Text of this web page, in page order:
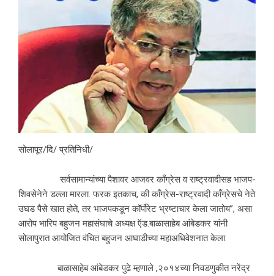
सोलापूर/दि/ प्रतिनिधी/
सर्वसामान्यांच्या पैशावर आजवर कॉंग्रेस व राष्ट्रवादीसह भाजप-
शिवसेनेने डल्ला मारला. फरक इतकाच, की कॉंग्रेस-राष्ट्रवादी कॉंग्रेसचे नेते
उघड पैसे खात होते, तर भाजपकडून कॉर्पोरेट भ्रष्टाचार केला जातोय’’, असा
आरोप भारिप बहुजन महासंघाचे अध्यक्ष ऍड.बाळासाहेब आंबेडकर यांनी
सोलापुरात आयोजित वंचित बहुजन आघाडीच्या महाअधिवेशनात केला.
बाळासाहेब आंबेडकर पुढे म्हणाले ,२०१४च्या निवडणुकीत नरेंद्र